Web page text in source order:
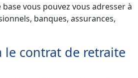
vous pouvez vous adresser à
banques, assurances,
le contrat de retraite